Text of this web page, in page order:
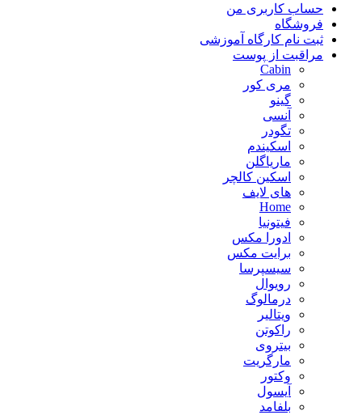
حساب کاربری من
فروشگاه
ثبت نام کارگاه آموزشی
مراقبت از پوست
Cabin
مری کور
گینو
آنسی
تگودر
اسکیندم
ماریاگلن
اسکین کالچر
های لایف
Home
فیتونیا
ادورا مکس
برایت مکس
سیسپرسا
رویوال
درمالوگ
ویتالیر
راکوتن
بیتروی
مارگریت
وکتور
آیسول
بلفامد